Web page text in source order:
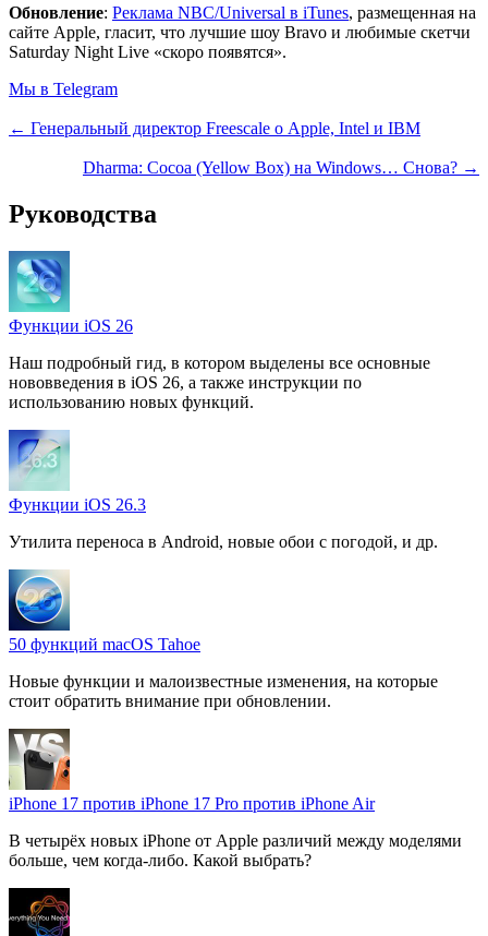
Обновление: Реклама NBC/Universal в iTunes, размещенная на
сайте Apple, гласит, что лучшие шоу Bravo и любимые скетчи
Saturday Night Live «скоро появятся».
Мы в Telegram
← Генеральный директор Freescale о Apple, Intel и IBM
Dharma: Cocoa (Yellow Box) на Windows… Снова? →
Руководства
Функции iOS 26
Наш подробный гид, в котором выделены все основные
нововведения в iOS 26, а также инструкции по
использованию новых функций.
Функции iOS 26.3
Утилита переноса в Android, новые обои с погодой, и др.
50 функций macOS Tahoe
Новые функции и малоизвестные изменения, на которые
стоит обратить внимание при обновлении.
iPhone 17 против iPhone 17 Pro против iPhone Air
В четырёх новых iPhone от Apple различий между моделями
больше, чем когда-либо. Какой выбрать?